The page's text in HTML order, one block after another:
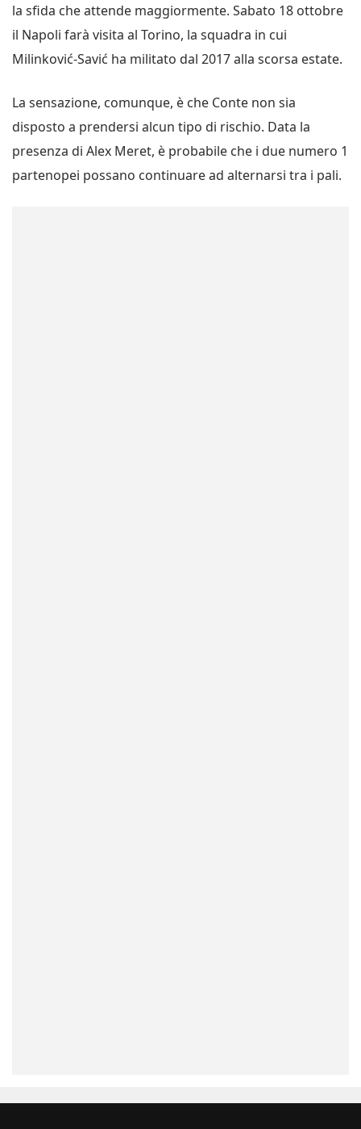
la sfida che attende maggiormente. Sabato 18 ottobre
il Napoli farà visita al Torino, la squadra in cui
Milinković-Savić ha militato dal 2017 alla scorsa estate.
La sensazione, comunque, è che Conte non sia
disposto a prendersi alcun tipo di rischio. Data la
presenza di Alex Meret, è probabile che i due numero 1
partenopei possano continuare ad alternarsi tra i pali.